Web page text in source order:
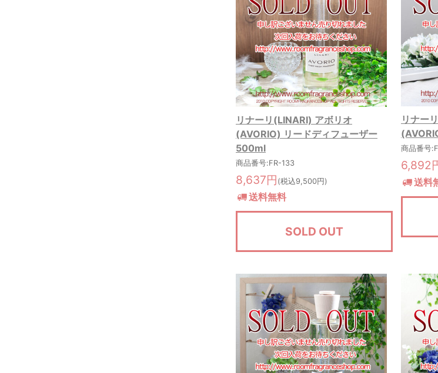
リナーリ(LINARI) アボリオ
(AVORIO) リードディフューザー
500ml
商品番号:FR-133
8,637円 (税込9,500円)
送料無料
SOLD OUT
リナー
商品番号
6,892
送料